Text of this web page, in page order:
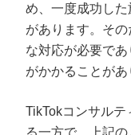
め、一度成功し
があります。そ
な対応が必要で
がかかることがあ
TikTokコンサル
る一方で、上記